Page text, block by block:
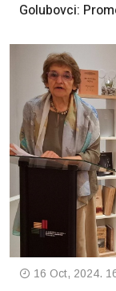
Golubovci:
16 Oct, 2024.